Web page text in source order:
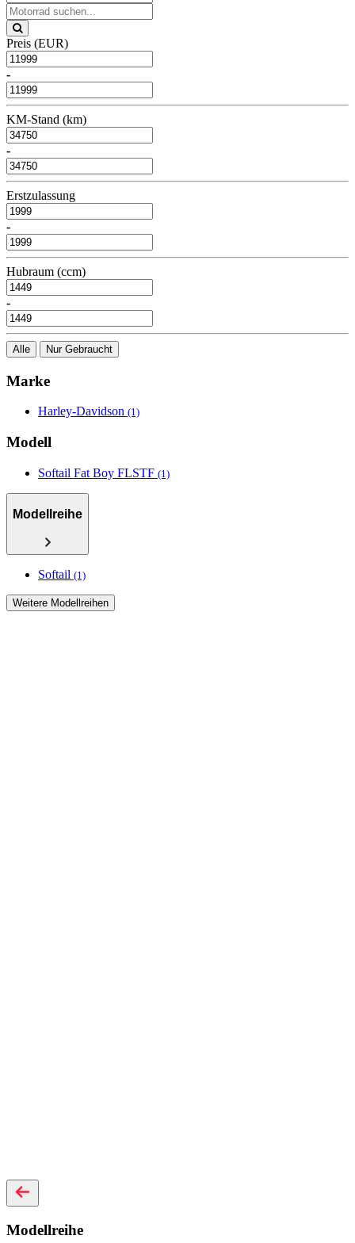
Preis (EUR)
-
KM-Stand (km)
-
Erstzulassung
-
Hubraum (ccm)
-
Alle Nur Gebraucht
Marke
Harley-Davidson (1)
Modell
Softail Fat Boy FLSTF (1)
Modellreihe
Softail (1)
Weitere Modellreihen
Modellreihe